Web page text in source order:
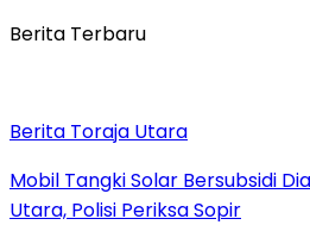
Berita Terbaru
Berita Toraja Utara
Mobil Tangki Solar Bersubsidi
Utara, Polisi Periksa Sopir